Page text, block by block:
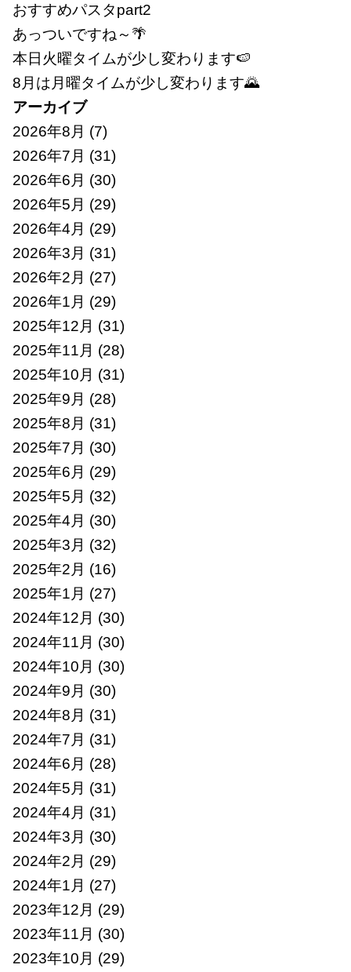
おすすめパスタpart2
あっついですね～🌴
本日火曜タイムが少し変わります🍉
8月は月曜タイムが少し変わります🌄
アーカイブ
2026年8月 (7)
2026年7月 (31)
2026年6月 (30)
2026年5月 (29)
2026年4月 (29)
2026年3月 (31)
2026年2月 (27)
2026年1月 (29)
2025年12月 (31)
2025年11月 (28)
2025年10月 (31)
2025年9月 (28)
2025年8月 (31)
2025年7月 (30)
2025年6月 (29)
2025年5月 (32)
2025年4月 (30)
2025年3月 (32)
2025年2月 (16)
2025年1月 (27)
2024年12月 (30)
2024年11月 (30)
2024年10月 (30)
2024年9月 (30)
2024年8月 (31)
2024年7月 (31)
2024年6月 (28)
2024年5月 (31)
2024年4月 (31)
2024年3月 (30)
2024年2月 (29)
2024年1月 (27)
2023年12月 (29)
2023年11月 (30)
2023年10月 (29)